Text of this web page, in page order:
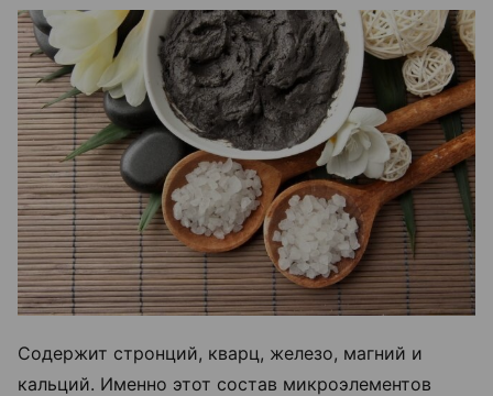
Содержит стронций, кварц, железо, магний и
кальций. Именно этот состав микроэлементов